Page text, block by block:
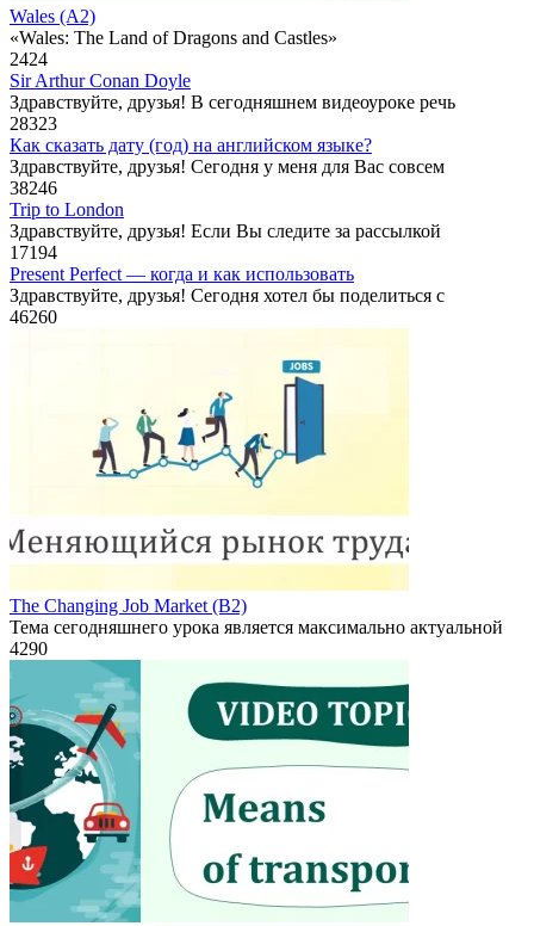
Wales (A2)
«Wales: The Land of Dragons and Castles»
2424
Sir Arthur Conan Doyle
Здравствуйте, друзья! В сегодняшнем видеоуроке речь
28323
Как сказать дату (год) на английском языке?
Здравствуйте, друзья! Сегодня у меня для Вас совсем
38246
Trip to London
Здравствуйте, друзья! Если Вы следите за рассылкой
17194
Present Perfect — когда и как использовать
Здравствуйте, друзья! Сегодня хотел бы поделиться с
46260
The Changing Job Market (B2)
Тема сегодняшнего урока является максимально актуальной
4290